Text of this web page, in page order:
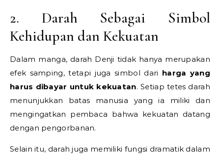
2. Darah Sebagai Simbol
Kehidupan dan Kekuatan
Dalam manga, darah Denji tidak hanya merupakan
efek samping, tetapi juga simbol dari harga yang
harus dibayar untuk kekuatan. Setiap tetes darah
menunjukkan batas manusia yang ia miliki dan
mengingatkan pembaca bahwa kekuatan datang
dengan pengorbanan.
Selain itu, darah juga memiliki fungsi dramatik dalam